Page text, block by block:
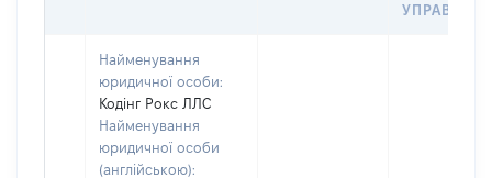
Найменування
юридичної особи:
Кодінг Рокс ЛЛС
Найменування
юридичної особи
(англійською):